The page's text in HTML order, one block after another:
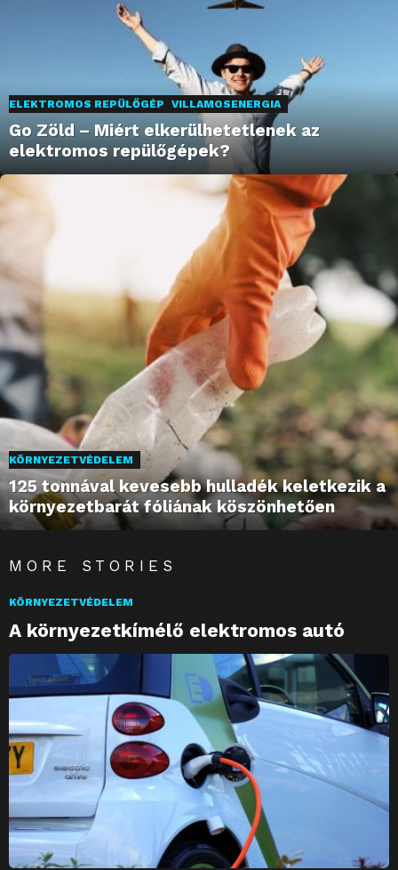
ELEKTROMOS REPÜLŐGÉP VILLAMOSENERGIA
Go Zöld – Miért elkerülhetetlenek az
elektromos repülőgépek?
KÖRNYEZETVÉDELEM
125 tonnával kevesebb hulladék keletkezik a
környezetbarát fóliának köszönhetően
MORE STORIES
KÖRNYEZETVÉDELEM
A környezetkímélő elektromos autó